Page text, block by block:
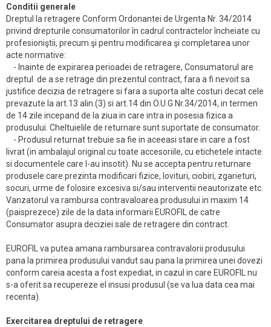
Conditii generale
Dreptul la retragere Conform Ordonantei de Urgenta Nr. 34/2014
privind drepturile consumatorilor în cadrul contractelor încheiate cu
profesioniştii, precum şi pentru modificarea şi completarea unor
acte normative:
- Inainte de expirarea perioadei de retragere, Consumatorul are
dreptul de a se retrage din prezentul contract, fara a fi nevoit sa
justifice decizia de retragere si fara a suporta alte costuri decat cele
prevazute la art.13 alin.(3) si art.14 din O.U.G Nr.34/2014, in termen
de 14 zile incepand de la ziua in care intra in posesia fizica a
produsului. Cheltuielile de returnare sunt suportate de consumator.
- Produsul returnat trebuie sa fie in aceeasi stare in care a fost
livrat (in ambalajul original cu toate accesoriile, cu etichetele intacte
si documentele care l-au insotit). Nu se accepta pentru returnare
produsele care prezinta modificari fizice, lovituri, ciobiri, zgarieturi,
socuri, urme de folosire excesiva si/sau interventii neautorizate etc.
Vanzatorul va rambursa contravaloarea produsului in maxim 14
(paisprezece) zile de la data informarii EUROFIL de catre
Consumator asupra deciziei sale de retragere din contract.
EUROFIL va putea amana rambursarea contravalorii produsului
pana la primirea produsului vandut sau pana la primirea unei dovezi
conform careia acesta a fost expediat, in cazul in care EUROFIL nu
s-a oferit sa recupereze el insusi produsul (se va lua data cea mai
recenta).
Exercitarea dreptului de retragere